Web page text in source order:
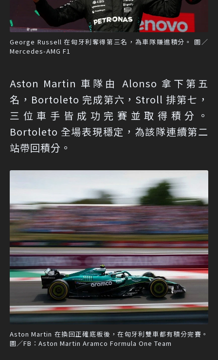
George Russell 在匈牙利奪得第三名，為車隊賺進積分。 圖／
Mercedes-AMG F1
Aston Martin 車隊由 Alonso 拿下第五
名，Bortoleto 完成第六，Stroll 排第七，
三位車手皆成功完賽並取得積分。
Bortoleto 全場表現穩定，為該隊連續第二
站帶回積分。
Aston Martin 在換回正確底板後，在匈牙利雙車都有積分完賽。
圖／FB：Aston Martin Aramco Formula One Team